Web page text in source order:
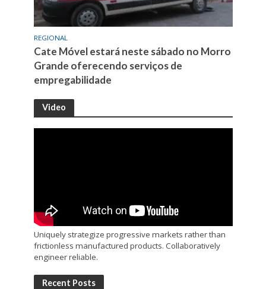
REGIONAL
Cate Móvel estará neste sábado no Morro
Grande oferecendo serviços de
empregabilidade
Video
Uniquely strategize progressive markets rather than
frictionless manufactured products. Collaboratively
engineer reliable.
Recent Posts